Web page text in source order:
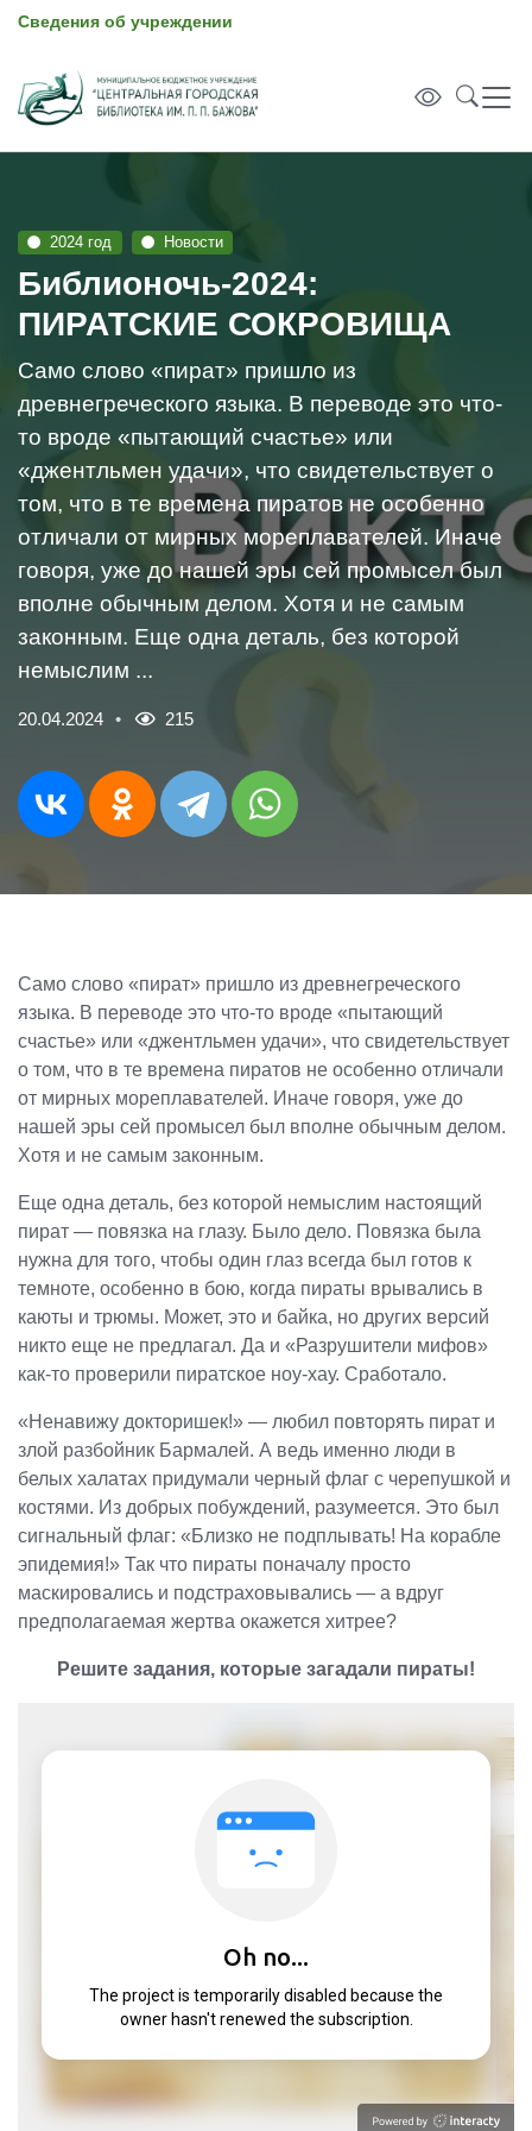
Сведения об учреждении
2024 год Новости
Библионочь-2024:
ПИРАТСКИЕ СОКРОВИЩА
Cамо слово «пират» пришло из
древнегреческого языка. В переводе это что-
то вроде «пытающий счастье» или
«джентльмен удачи», что свидетельствует о
том, что в те времена пиратов не особенно
отличали от мирных мореплавателей. Иначе
говоря, уже до нашей эры сей промысел был
вполне обычным делом. Хотя и не самым
законным. Еще одна деталь, без которой
немыслим ...
20.04.2024 215
Cамо слово «пират» пришло из древнегреческого
языка. В переводе это что-то вроде «пытающий
счастье» или «джентльмен удачи», что свидетельствует
о том, что в те времена пиратов не особенно отличали
от мирных мореплавателей. Иначе говоря, уже до
нашей эры сей промысел был вполне обычным делом.
Хотя и не самым законным.
Еще одна деталь, без которой немыслим настоящий
пират — повязка на глазу. Было дело. Повязка была
нужна для того, чтобы один глаз всегда был готов к
темноте, особенно в бою, когда пираты врывались в
каюты и трюмы. Может, это и байка, но других версий
никто еще не предлагал. Да и «Разрушители мифов»
как-то проверили пиратское ноу-хау. Сработало.
«Ненавижу докторишек!» — любил повторять пират и
злой разбойник Бармалей. А ведь именно люди в
белых халатах придумали черный флаг с черепушкой и
костями. Из добрых побуждений, разумеется. Это был
сигнальный флаг: «Близко не подплывать! На корабле
эпидемия!» Так что пираты поначалу просто
маскировались и подстраховывались — а вдруг
предполагаемая жертва окажется хитрее?
Решите задания, которые загадали пираты!